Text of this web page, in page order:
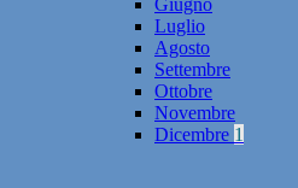
Giugno
Luglio
Agosto
Settembre
Ottobre
Novembre
Dicembre 1